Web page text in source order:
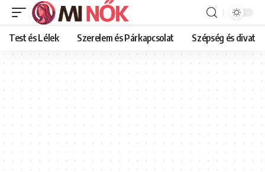
Test és Lélek Szerelem és Párkapcsolat Szépség és divat